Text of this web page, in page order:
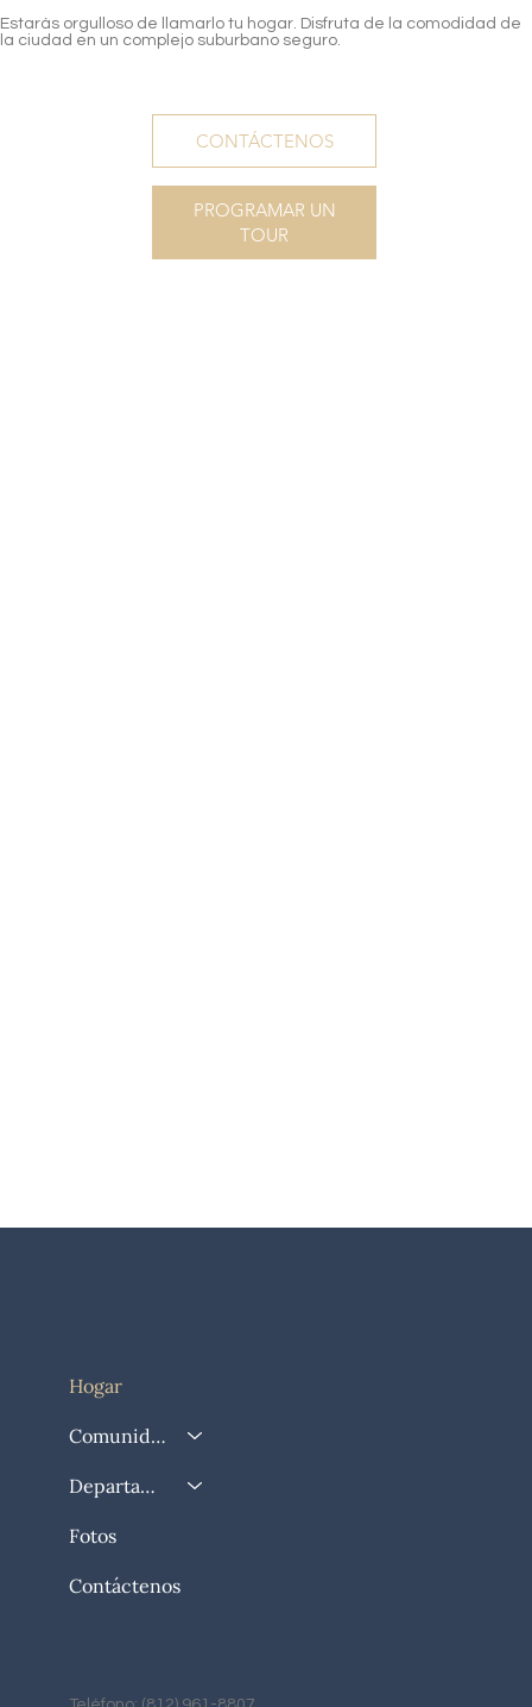
Estarás orgulloso de llamarlo tu hogar. Disfruta de la comodidad de
la ciudad en un complejo suburbano seguro.
CONTÁCTENOS
PROGRAMAR UN
TOUR
Hogar
Comunidad
Departamento
Fotos
Contáctenos